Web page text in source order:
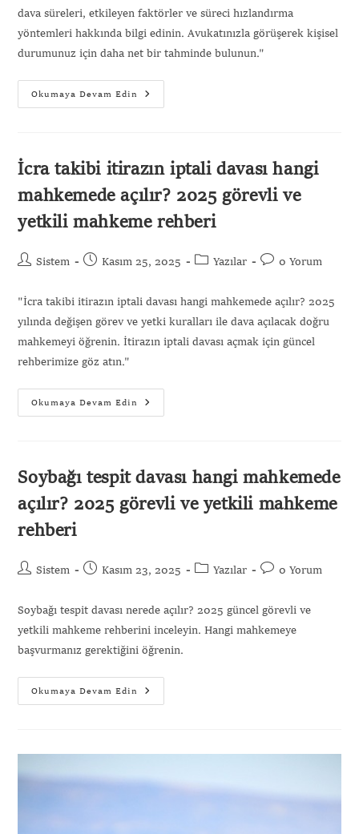
dava süreleri, etkileyen faktörler ve süreci hızlandırma
yöntemleri hakkında bilgi edinin. Avukatınızla görüşerek kişisel
durumunuz için daha net bir tahminde bulunun."
Okumaya Devam Edin
İcra takibi itirazın iptali davası hangi
mahkemede açılır? 2025 görevli ve
yetkili mahkeme rehberi
Sistem Kasım 25, 2025 Yazılar 0 Yorum
"İcra takibi itirazın iptali davası hangi mahkemede açılır? 2025
yılında değişen görev ve yetki kuralları ile dava açılacak doğru
mahkemeyi öğrenin. İtirazın iptali davası açmak için güncel
rehberimize göz atın."
Okumaya Devam Edin
Soybağı tespit davası hangi mahkemede
açılır? 2025 görevli ve yetkili mahkeme
rehberi
Sistem Kasım 23, 2025 Yazılar 0 Yorum
Soybağı tespit davası nerede açılır? 2025 güncel görevli ve
yetkili mahkeme rehberini inceleyin. Hangi mahkemeye
başvurmanız gerektiğini öğrenin.
Okumaya Devam Edin